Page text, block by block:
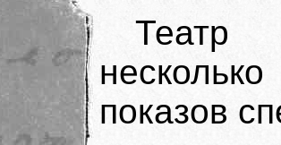
Театр
показов